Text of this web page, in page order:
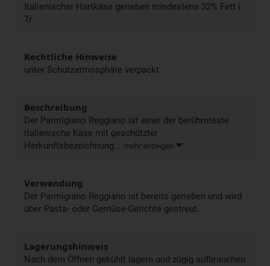
Italienischer Hartkäse gerieben mindestens 32% Fett i.
Tr.
Rechtliche Hinweise
unter Schutzatmosphäre verpackt
Beschreibung
Der Parmigiano Reggiano ist einer der berühmteste
italienische Käse mit geschützter
Herkunftsbezeichnung... mehr anzeigen
Verwendung
Der Parmigiano Reggiano ist bereits gerieben und wird
über Pasta- oder Gemüse-Gerichte gestreut.
Lagerungshinweis
Nach dem Öffnen gekühlt lagern und zügig aufbrauchen